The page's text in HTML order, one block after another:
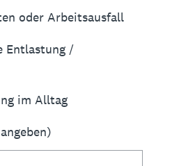
oder Arbeitsausfall
Entlastung /
im Alltag